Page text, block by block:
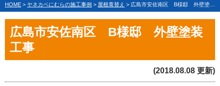
HOME > ヤネカベにむらの施工事例 > 屋根葺替え > 広島市安佐南区 B様邸 外壁塗装工事・屋根葺き替え/雨樋架け替え工事
広島市安佐南区 B様邸 外壁塗装
工事
(2018.08.08 更新)